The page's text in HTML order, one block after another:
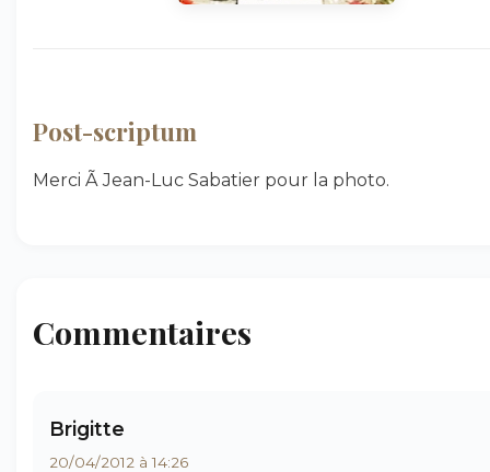
Post-scriptum
Merci Ã Jean-Luc Sabatier pour la photo.
Commentaires
Brigitte
20/04/2012 à 14:26